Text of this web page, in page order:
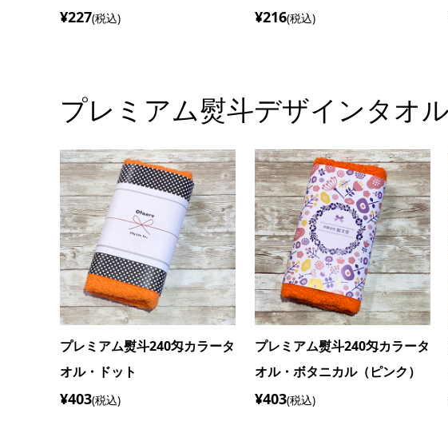
¥227(税込) ¥216(税込)
プレミアム熨斗デザインタオル
プレミアム熨斗240匁カラータ
オル・ふんわり（ピンク）
¥403(税込)
プレミアム熨斗240匁カラータ
オル・水彩（黄色）
¥403(税込)